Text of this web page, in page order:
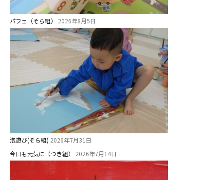
パフェ（そら組） 2026年8月5日
泡遊び(そら組) 2026年7月31日
今日も元気に（つき組）
2026年7月14日